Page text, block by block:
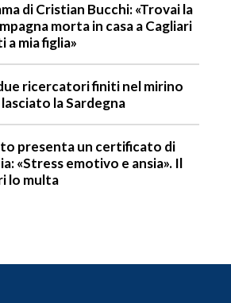
di Cristian Bucchi: «Trovai la
morta in casa a Cagliari
a mia figlia»
ricercatori finiti nel mirino
la Sardegna
presenta un certificato di
«Stress emotivo e ansia». Il
lo multa